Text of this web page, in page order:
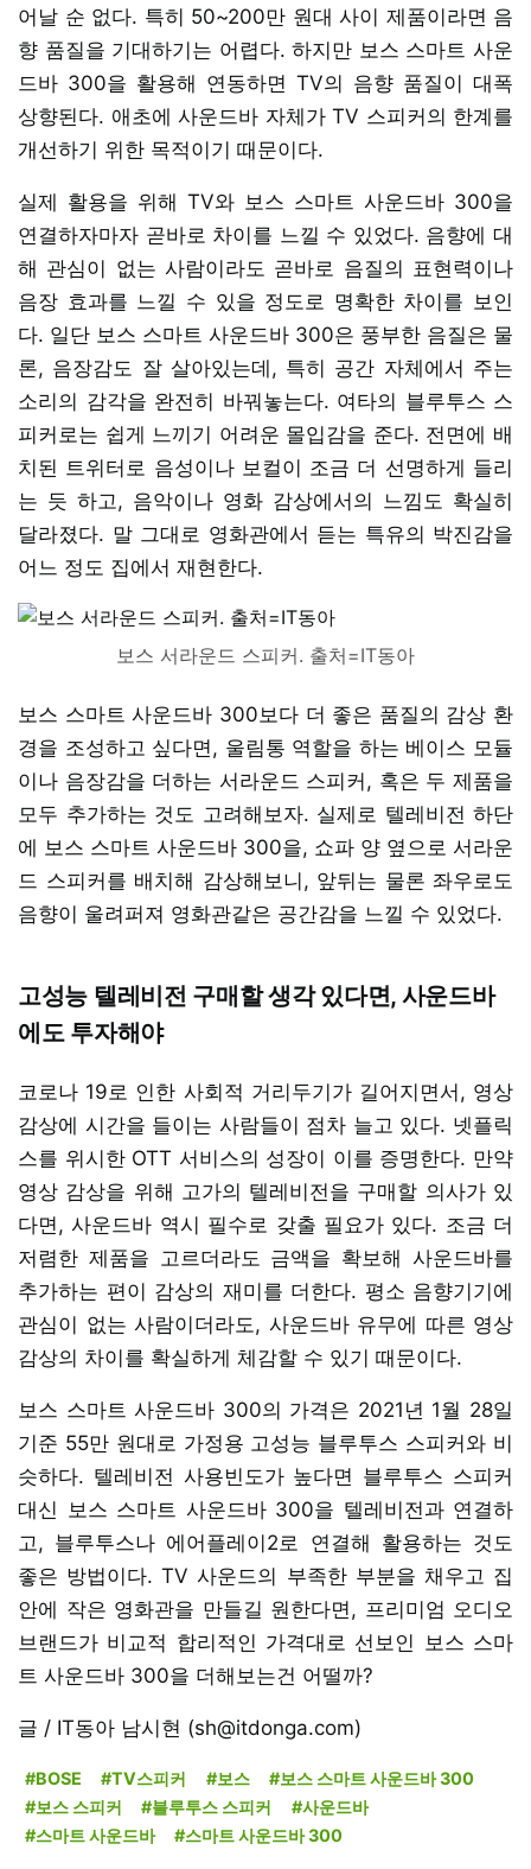
어날 순 없다. 특히 50~200만 원대 사이 제품이라면 음
향 품질을 기대하기는 어렵다. 하지만 보스 스마트 사운
드바 300을 활용해 연동하면 TV의 음향 품질이 대폭
상향된다. 애초에 사운드바 자체가 TV 스피커의 한계를
개선하기 위한 목적이기 때문이다.
실제 활용을 위해 TV와 보스 스마트 사운드바 300을
연결하자마자 곧바로 차이를 느낄 수 있었다. 음향에 대
해 관심이 없는 사람이라도 곧바로 음질의 표현력이나
음장 효과를 느낄 수 있을 정도로 명확한 차이를 보인
다. 일단 보스 스마트 사운드바 300은 풍부한 음질은 물
론, 음장감도 잘 살아있는데, 특히 공간 자체에서 주는
소리의 감각을 완전히 바꿔놓는다. 여타의 블루투스 스
피커로는 쉽게 느끼기 어려운 몰입감을 준다. 전면에 배
치된 트위터로 음성이나 보컬이 조금 더 선명하게 들리
는 듯 하고, 음악이나 영화 감상에서의 느낌도 확실히
달라졌다. 말 그대로 영화관에서 듣는 특유의 박진감을
어느 정도 집에서 재현한다.
보스 서라운드 스피커. 출처=IT동아
보스 스마트 사운드바 300보다 더 좋은 품질의 감상 환
경을 조성하고 싶다면, 울림통 역할을 하는 베이스 모듈
이나 음장감을 더하는 서라운드 스피커, 혹은 두 제품을
모두 추가하는 것도 고려해보자. 실제로 텔레비전 하단
에 보스 스마트 사운드바 300을, 쇼파 양 옆으로 서라운
드 스피커를 배치해 감상해보니, 앞뒤는 물론 좌우로도
음향이 울려퍼져 영화관같은 공간감을 느낄 수 있었다.
고성능 텔레비전 구매할 생각 있다면, 사운드바
에도 투자해야
코로나 19로 인한 사회적 거리두기가 길어지면서, 영상
감상에 시간을 들이는 사람들이 점차 늘고 있다. 넷플릭
스를 위시한 OTT 서비스의 성장이 이를 증명한다. 만약
영상 감상을 위해 고가의 텔레비전을 구매할 의사가 있
다면, 사운드바 역시 필수로 갖출 필요가 있다. 조금 더
저렴한 제품을 고르더라도 금액을 확보해 사운드바를
추가하는 편이 감상의 재미를 더한다. 평소 음향기기에
관심이 없는 사람이더라도, 사운드바 유무에 따른 영상
감상의 차이를 확실하게 체감할 수 있기 때문이다.
보스 스마트 사운드바 300의 가격은 2021년 1월 28일
기준 55만 원대로 가정용 고성능 블루투스 스피커와 비
슷하다. 텔레비전 사용빈도가 높다면 블루투스 스피커
대신 보스 스마트 사운드바 300을 텔레비전과 연결하
고, 블루투스나 에어플레이2로 연결해 활용하는 것도
좋은 방법이다. TV 사운드의 부족한 부분을 채우고 집
안에 작은 영화관을 만들길 원한다면, 프리미엄 오디오
브랜드가 비교적 합리적인 가격대로 선보인 보스 스마
트 사운드바 300을 더해보는건 어떨까?
글 / IT동아 남시현 (sh@itdonga.com)
#BOSE #TV스피커 #보스
#보스 스마트 사운드바 300
#보스 스피커
#블루투스 스피커
#사운드바
#스마트 사운드바
#스마트 사운드바 300